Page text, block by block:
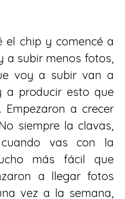
el chip y comencé a
a subir menos fotos,
voy a subir van a
a producir esto que
a crecer
siempre la clavas,
vas con la
más fácil que
a llegar fotos
vez a la semana,